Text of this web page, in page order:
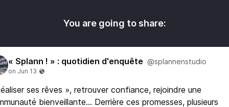
You are going to share:
« Splann ! » : quotidien d'enquête @splannenstudio
ses rêves », retrouver confiance, rejoindre une
bienveillante… Derrière ces promesses, plusieurs